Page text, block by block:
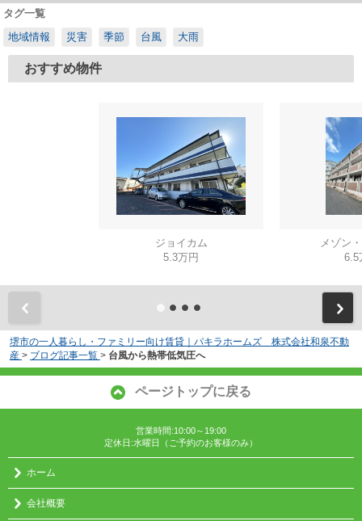
タグ一覧
地域情報
災害 季節 台風 大雨
おすすめ物件
ジョイカム
5.3万円
メゾン
6.5
堺市の一人暮らし・ファミリー向け賃貸｜パキラホームズ 株式会社和泉不動
産 > ブログ記事一覧 > 台風から熱帯低気圧へ
ページトップに戻る
営業時間:10:00～19:00
定休日:水曜日（ご予約のお客様のみ）
ホーム
会社概要